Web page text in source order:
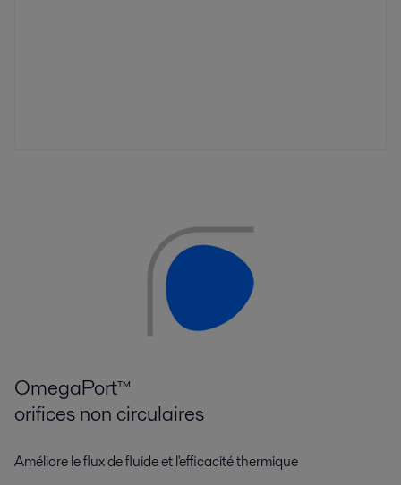
OmegaPort™
orifices non circulaires
Améliore le flux de fluide et l'efficacité thermique